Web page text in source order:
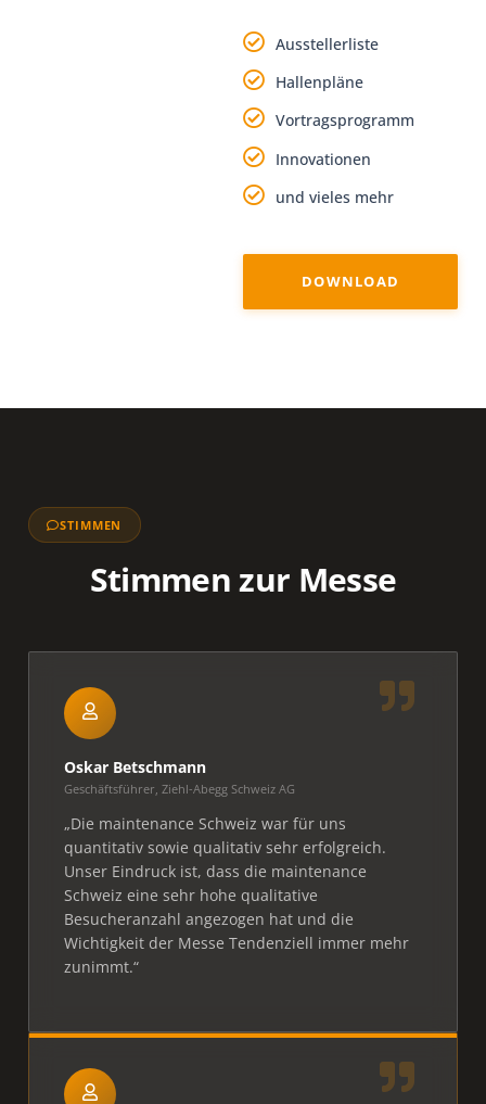
Ausstellerliste
Hallenpläne
Vortragsprogramm
Innovationen
und vieles mehr
DOWNLOAD
STIMMEN
Stimmen zur Messe
Oskar Betschmann
Geschäftsführer, Ziehl-Abegg Schweiz AG
„Die maintenance Schweiz war für uns
quantitativ sowie qualitativ sehr erfolgreich.
Unser Eindruck ist, dass die maintenance
Schweiz eine sehr hohe qualitative
Besucheranzahl angezogen hat und die
Wichtigkeit der Messe Tendenziell immer mehr
zunimmt.“